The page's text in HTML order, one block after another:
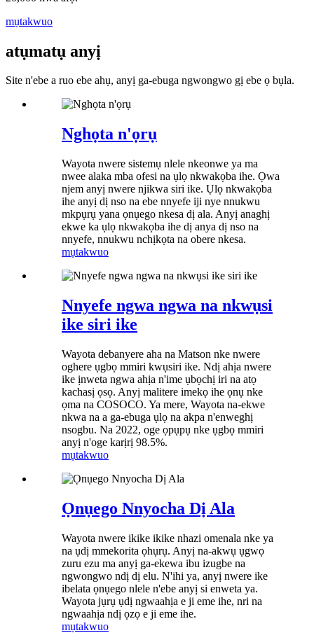
mụtakwuo
atụmatụ anyị
Site n'ebe a ruo ebe ahụ, anyị ga-ebuga ngwongwo gị ebe ọ bụla.
Nghọta n'ọrụ
Wayota nwere sistemụ nlele nkeonwe ya ma
nwee alaka mba ofesi na ụlọ nkwakọba ihe. Ọwa
njem anyị nwere njikwa siri ike. Ụlọ nkwakọba
ihe anyị dị nso na ebe nnyefe iji nye nnukwu
mkpụrụ yana ọnụego nkesa dị ala. Anyị anaghị
ekwe ka ụlọ nkwakọba ihe dị anya dị nso na
nnyefe, nnukwu nchịkọta na obere nkesa.
mụtakwuo
Nnyefe ngwa ngwa na nkwụsi
ike siri ike
Wayota debanyere aha na Matson nke nwere
oghere ụgbọ mmiri kwụsiri ike. Ndị ahịa nwere
ike ịnweta ngwa ahịa n'ime ụbọchị iri na atọ
kachasị ọsọ. Anyị malitere imekọ ihe ọnụ nke
ọma na COSOCO. Ya mere, Wayota na-ekwe
nkwa na a ga-ebuga ụlọ na akpa n'enweghị
nsogbu. Na 2022, oge ọpụpụ nke ụgbọ mmiri
anyị n'oge karịrị 98.5%.
mụtakwuo
Ọnụego Nnyocha Dị Ala
Wayota nwere ikike ikike nhazi omenala nke ya
na ụdị mmekorita ọhụrụ. Anyị na-akwụ ụgwọ
zuru ezu ma anyị ga-ekewa ibu izugbe na
ngwongwo ndị dị elu. N'ihi ya, anyị nwere ike
ibelata ọnụego nlele n'ebe anyị si enweta ya.
Wayota jụrụ ụdị ngwaahịa e ji eme ihe, nri na
ngwaahịa ndị ọzọ e ji eme ihe.
mụtakwuo